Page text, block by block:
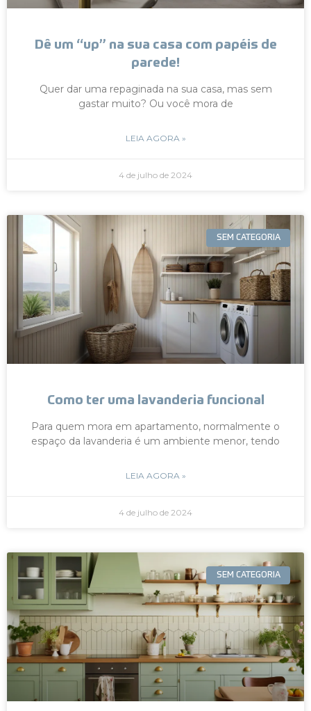
Dê um “up” na sua casa com papéis de
parede!
Quer dar uma repaginada na sua casa, mas sem
gastar muito? Ou você mora de
LEIA AGORA »
4 de julho de 2024
SEM CATEGORIA
Como ter uma lavanderia funcional
Para quem mora em apartamento, normalmente o
espaço da lavanderia é um ambiente menor, tendo
LEIA AGORA »
4 de julho de 2024
SEM CATEGORIA